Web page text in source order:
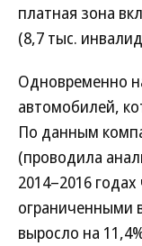
платная зона
(8,7 тыс.
Одновременно
автомобилей,
По данным
(проводила
2014–2016
ограниченными
выросло на